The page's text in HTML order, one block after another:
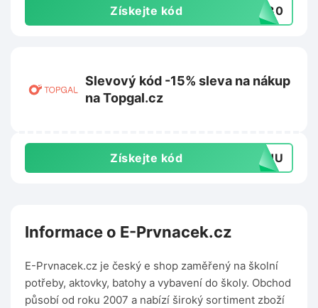
Získejte kód ER30
Slevový kód -15% sleva na nákup
na Topgal.cz
Získejte kód TOHU
Informace o E-Prvnacek.cz
E-Prvnacek.cz je český e shop zaměřený na školní
potřeby, aktovky, batohy a vybavení do školy. Obchod
působí od roku 2007 a nabízí široký sortiment zboží